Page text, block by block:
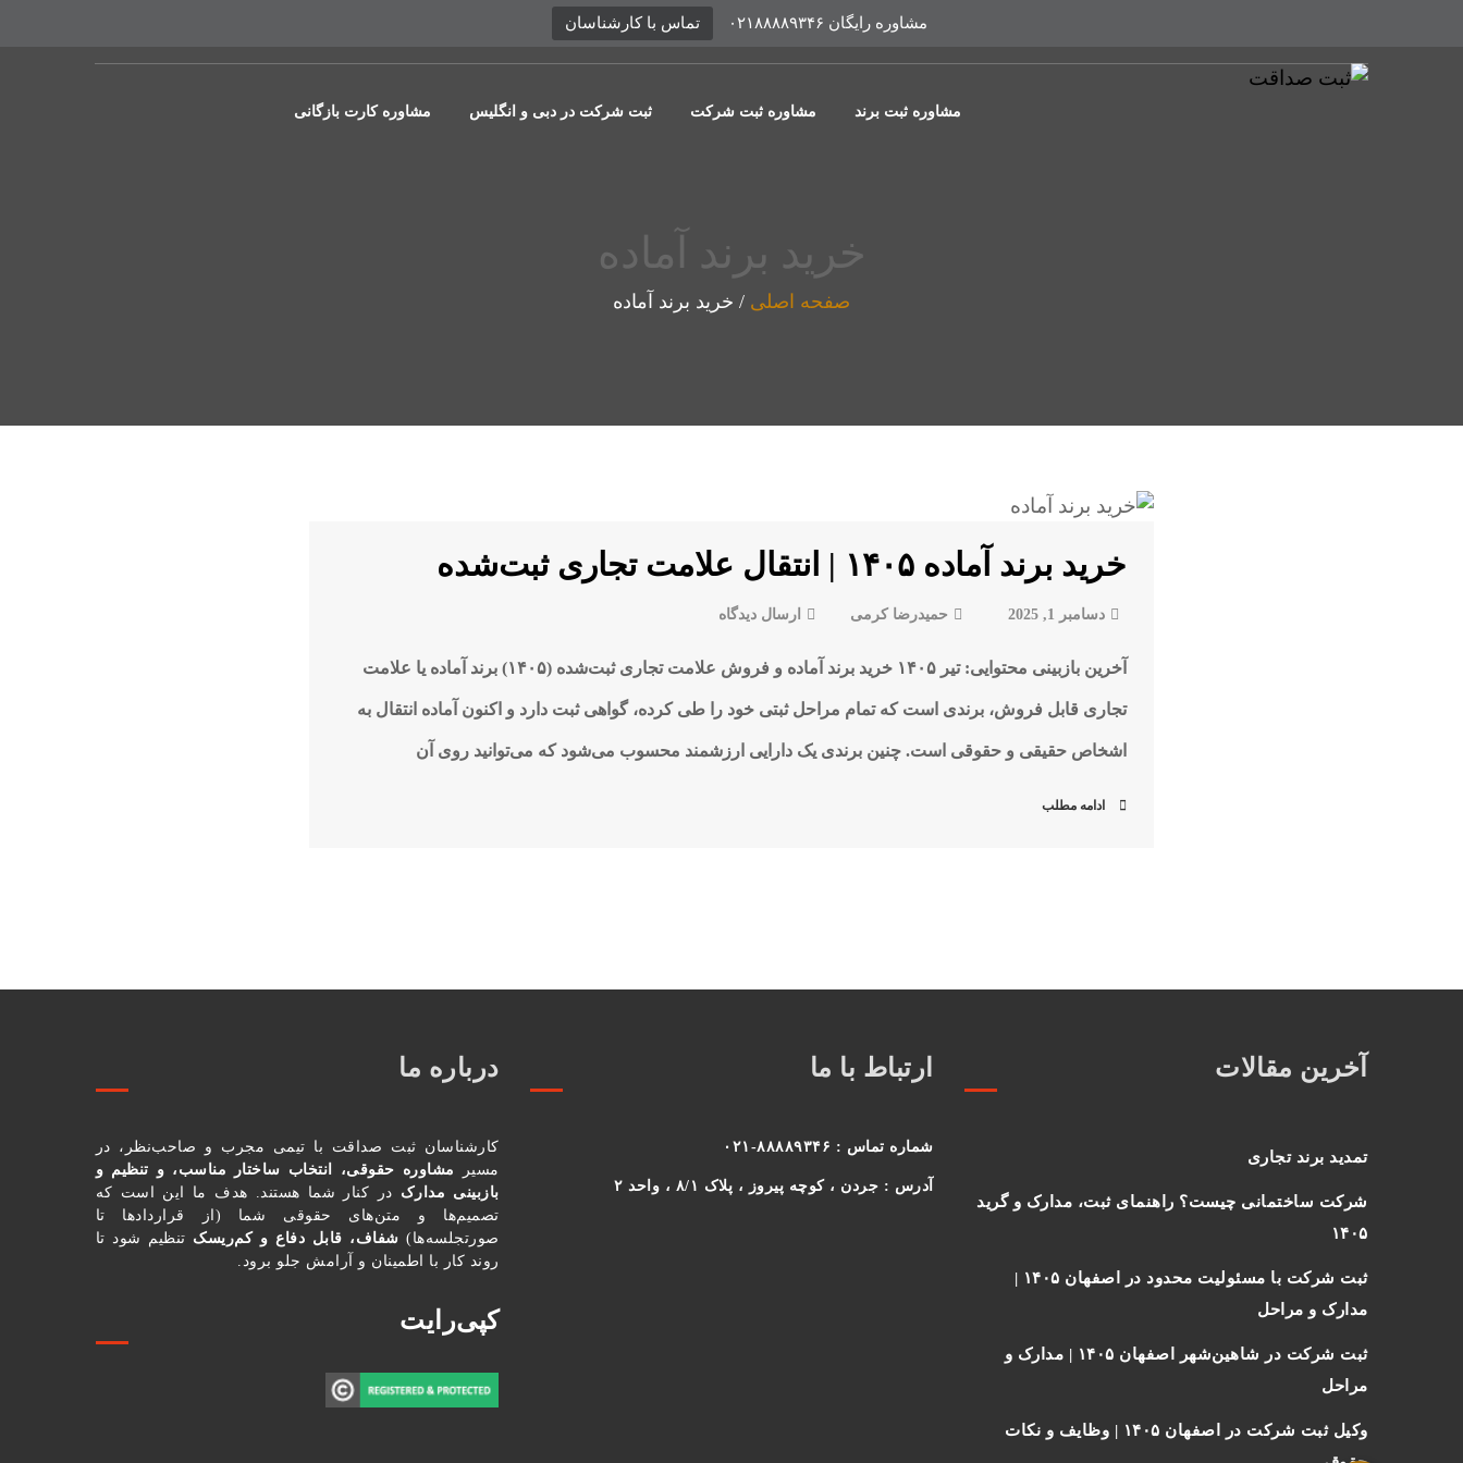
مشاوره رایگان ۰۲۱۸۸۸۸۹۳۴۶ تماس با کارشناسان
مشاوره ثبت برند مشاوره ثبت شرکت ثبت شرکت در دبی و انگلیس مشاوره کارت بازگانی
خرید برند آماده
صفحه اصلی / خرید برند آماده
خرید برند آماده ۱۴۰۵ | انتقال علامت تجاری ثبت‌شده
دسامبر 1, 2025 حمیدرضا کرمی ارسال دیدگاه
برند
آماده
آخرین بازبینی محتوایی: تیر ۱۴۰۵ خرید برند آماده و فروش علامت تجاری ثبت‌شده (۱۴۰۵) برند آماده یا علامت
تجاری قابل فروش، برندی است که تمام مراحل ثبتی خود را طی کرده، گواهی ثبت دارد و اکنون آماده انتقال به
اشخاص حقیقی و حقوقی است. چنین برندی یک دارایی ارزشمند محسوب می‌شود که می‌توانید روی آن
ادامه مطلب
درباره ما
کارشناسان ثبت صداقت با تیمی مجرب و صاحب‌نظر، در
مسیر
مشاوره حقوقی، انتخاب ساختار مناسب، و تنظیم و
بازبینی مدارک در کنار شما هستند. هدف ما این است که
تصمیم‌ها و متن‌های حقوقی شما (از قراردادها تا
صورتجلسه‌ها) شفاف، قابل دفاع و کم‌ریسک تنظیم شود تا
روند کار با اطمینان و آرامش جلو برود.
کپی‌رایت
ارتباط با ما
شماره تماس :
آدرس : جردن ، کوچه پیروز ، پلاک ۸/۱ ، واحد ۲
آخرین مقالات
تمدید برند تجاری
شرکت ساختمانی چیست؟ راهنمای ثبت، مدارک و گرید
۱۴۰۵
ثبت شرکت با مسئولیت محدود در اصفهان ۱۴۰۵ |
مدارک و مراحل
ثبت شرکت در شاهین‌شهر اصفهان ۱۴۰۵ | مدارک و
مراحل
وکیل ثبت شرکت در اصفهان ۱۴۰۵ | وظایف و نکات